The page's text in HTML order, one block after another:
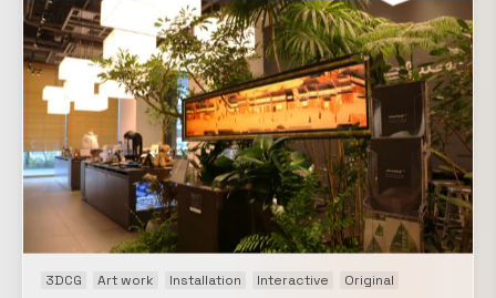
ない。つまり、この光の球体は存在しない。 この球体は、物
理世界には存在せず、認識世界に存在する彫刻「Cognitive
Sculpture / 認識上の彫刻」。マテリアルは、光と環境、そし
て身体と認識。体験者自らの動的な身体と認識によって形作
られ、体験者自身の認識世界に出現し、存在する彫刻。 認識
上存在する時、それは存在である。 そして、球体はそれ自体
では認識世界にすら存在できず、環境が生み出している。環
境がつくる現象が作品の存在である。 作品ページ：
https://www.teamlab.art/jp/ew/masslesssuns-
phenomena/phenomena/
3DCG Art work Installation Interactive Original